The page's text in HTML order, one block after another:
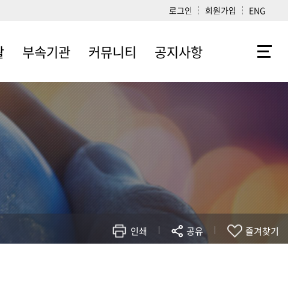
로그인 회원가입 ENG
부속기관
학생지도센터
리걸클리닉센터
법학연구소
공익인권법센터
법학도서관
법대·법전원
커뮤니티
건의합니다
동문소식방
공지사항
학생지도센터
변호사시험
인쇄 공유 즐겨찾기